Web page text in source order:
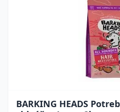
BARKING HEADS